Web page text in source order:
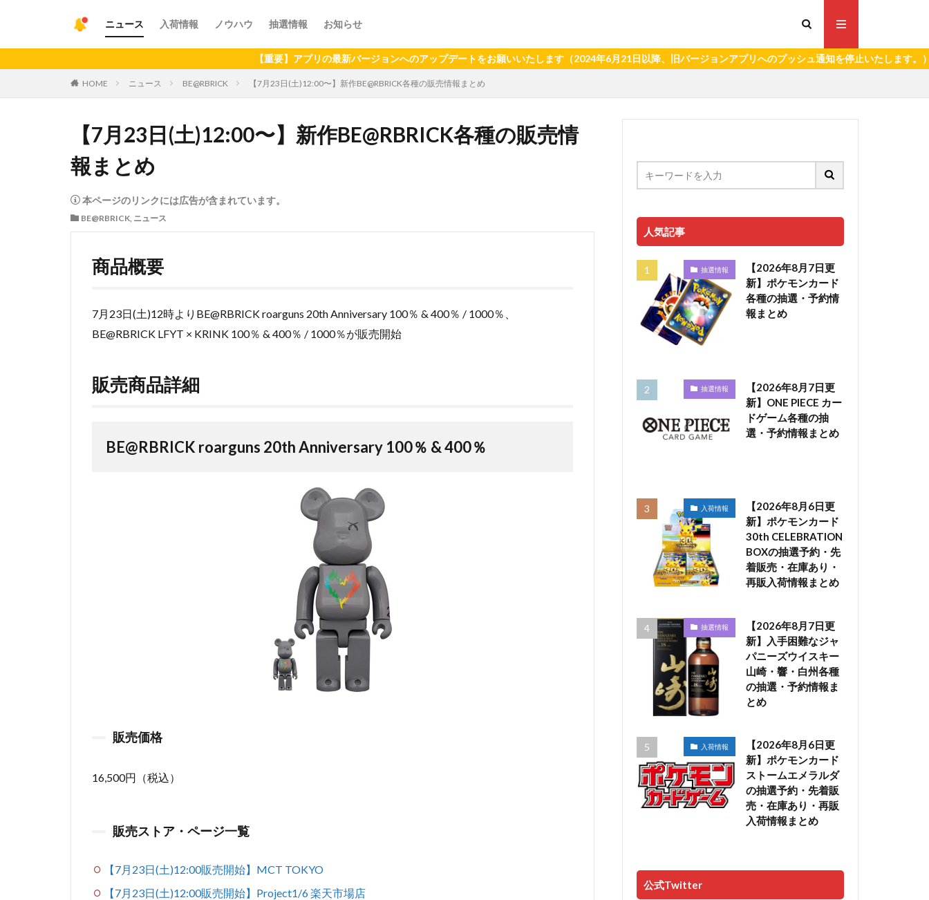
ニュース 入荷情報 ノウハウ 抽選情報 お知らせ
【重要】アプリの最新バージョンへのアップデートをお願いいたします（2024年6月21日以降、旧バージョンアプリへのプッシュ通知を停止いたします。）
HOME ニュース BE@RBRICK 【7月23日(土)12:00〜】新作BE@RBRICK各種の販売情報まとめ
【7月23日(土)12:00〜】新作BE@RBRICK各種の販売情
報まとめ
本ページのリンクには広告が含まれています。
BE@RBRICK, ニュース
商品概要
7月23日(土)12時よりBE@RBRICK roarguns 20th Anniversary 100％ & 400％ / 1000％、
BE@RBRICK LFYT × KRINK 100％ & 400％ / 1000％が販売開始
販売商品詳細
BE@RBRICK roarguns 20th Anniversary 100％ & 400％
販売価格
16,500円（税込）
販売ストア・ページ一覧
【7月23日(土)12:00販売開始】MCT TOKYO
【7月23日(土)12:00販売開始】Project1/6 楽天市場店
人気記事
抽選情報
【2026年8月7日更
新】ポケモンカード
各種の抽選・予約情
報まとめ
抽選情報
【2026年8月7日更
新】ONE PIECE カー
ドゲーム各種の抽
選・予約情報まとめ
入荷情報
【2026年8月6日更
新】ポケモンカード
30th CELEBRATION
BOXの抽選予約・先
着販売・在庫あり・
再販入荷情報まとめ
抽選情報
【2026年8月7日更
新】入手困難なジャ
パニーズウイスキー
山崎・響・白州各種
の抽選・予約情報ま
とめ
入荷情報
【2026年8月6日更
新】ポケモンカード
ストームエメラルダ
の抽選予約・先着販
売・在庫あり・再販
入荷情報まとめ
公式Twitter